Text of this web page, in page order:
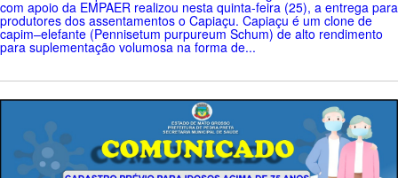
com apoio da EMPAER realizou nesta quinta-feira (25), a entrega para
produtores dos assentamentos o Capiaçu. Capiaçu é um clone de
capim–elefante (Pennisetum purpureum Schum) de alto rendimento
para suplementação volumosa na forma de...